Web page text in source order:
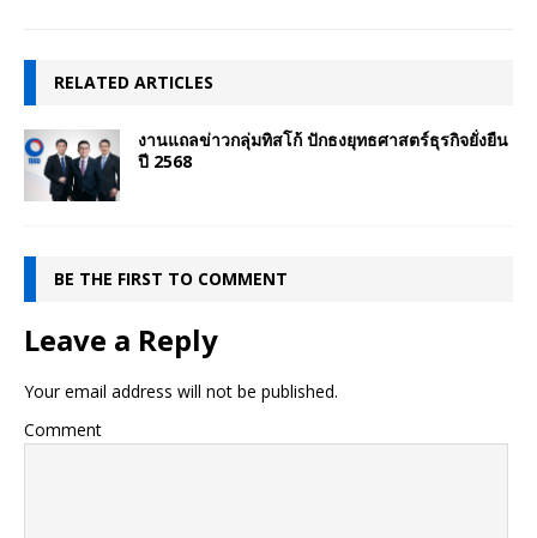
RELATED ARTICLES
งานแถลข่าวกลุ่มทิสโก้ ปักธงยุทธศาสตร์ธุรกิจยั่งยืน
ปี 2568
BE THE FIRST TO COMMENT
Leave a Reply
Your email address will not be published.
Comment